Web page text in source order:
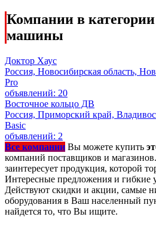
Компании в
машины
Доктор Хаус
Россия, Новосибирская область,
Pro
объявлений: 20
Восточное кольцо ДВ
Россия, Приморский край,
Basic
объявлений: 2
Все компании Вы можете купить
компаний поставщиков и
заинтересует продукция, которой
Интересные предложения и гибкие
Действуют скидки и акции, самые
оборудования в Ваш населенный
найдется то, что Вы ищите.